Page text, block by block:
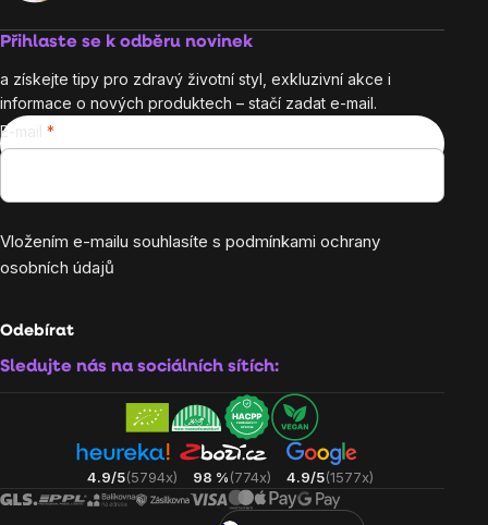
Přihlaste se k odběru novinek
a získejte tipy pro zdravý životní styl, exkluzivní akce i
informace o nových produktech – stačí zadat e-mail.
E-mail
Vložením e-mailu souhlasíte s podmínkami ochrany
osobních údajů
Odebírat
Sledujte nás na sociálních sítích:
4.9/5(5794x) 98 %(774x) 4.9/5(1577x)